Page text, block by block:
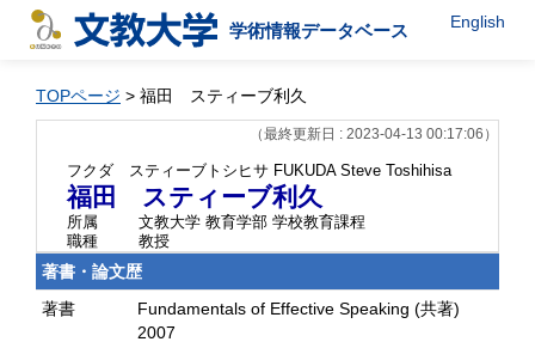
学術情報データベース English
TOPページ > 福田 スティーブ利久
（最終更新日 : 2023-04-13 00:17:06）
フクダ スティーブトシヒサ FUKUDA Steve Toshihisa
福田 スティーブ利久
所属
文教大学 教育学部 学校教育課程
職種
教授
著書・論文歴
著書
Fundamentals of Effective Speaking (共著)
2007